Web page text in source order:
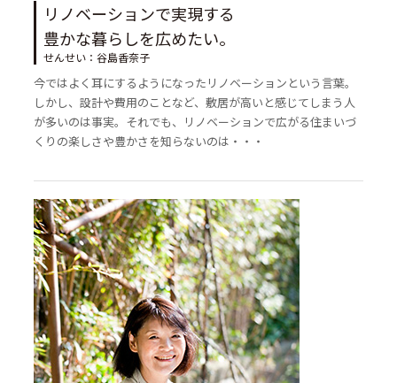
リノベーションで実現する
豊かな暮らしを広めたい。
せんせい：谷島香奈子
今ではよく耳にするようになったリノベーションという言葉。
しかし、設計や費用のことなど、敷居が高いと感じてしまう人
が多いのは事実。それでも、リノベーションで広がる住まいづ
くりの楽しさや豊かさを知らないのは・・・